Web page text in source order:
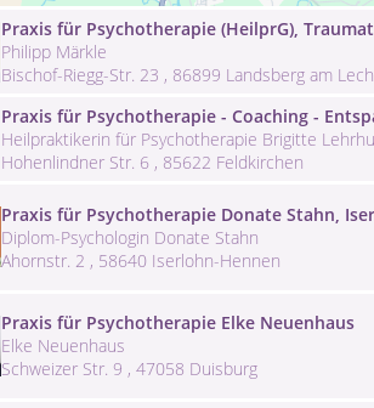
Praxis für Psychotherapie (HeilprG),
Philipp Märkle
Bischof-Riegg-Str. 23 , 86899 Landsberg am Lech
Praxis für Psychotherapie - Coaching -
Heilpraktikerin für Psychotherapie Brigitte
Hohenlindner Str. 6 , 85622 Feldkirchen
Praxis für Psychotherapie Donate Stahn,
Diplom-Psychologin Donate Stahn
Ahornstr. 2 , 58640 Iserlohn-Hennen
Praxis für Psychotherapie Elke Neuenhaus
Elke Neuenhaus
Schweizer Str. 9 , 47058 Duisburg